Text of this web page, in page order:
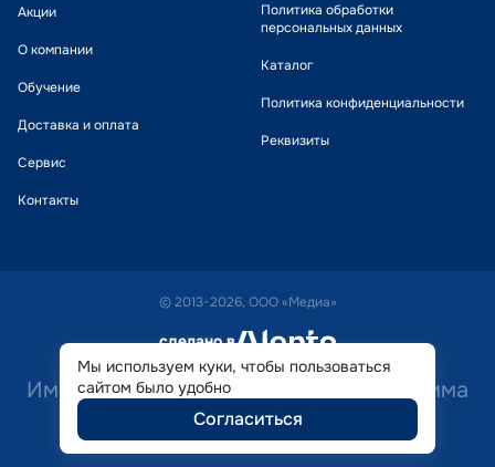
Акции
О компании
Обучение
Доставка и оплата
Сервис
Контакты
Политика обработки
персональных данных
Каталог
Политика конфиденциальности
Реквизиты
© 2013-2026, ООО «Медиа»
сделано в alente
Имеются противопоказания. Необходима
консультация специалиста.
Мы используем куки, чтобы пользоваться
сайтом было удобно
Согласиться